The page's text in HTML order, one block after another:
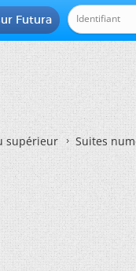
Futura
supérieur Suites